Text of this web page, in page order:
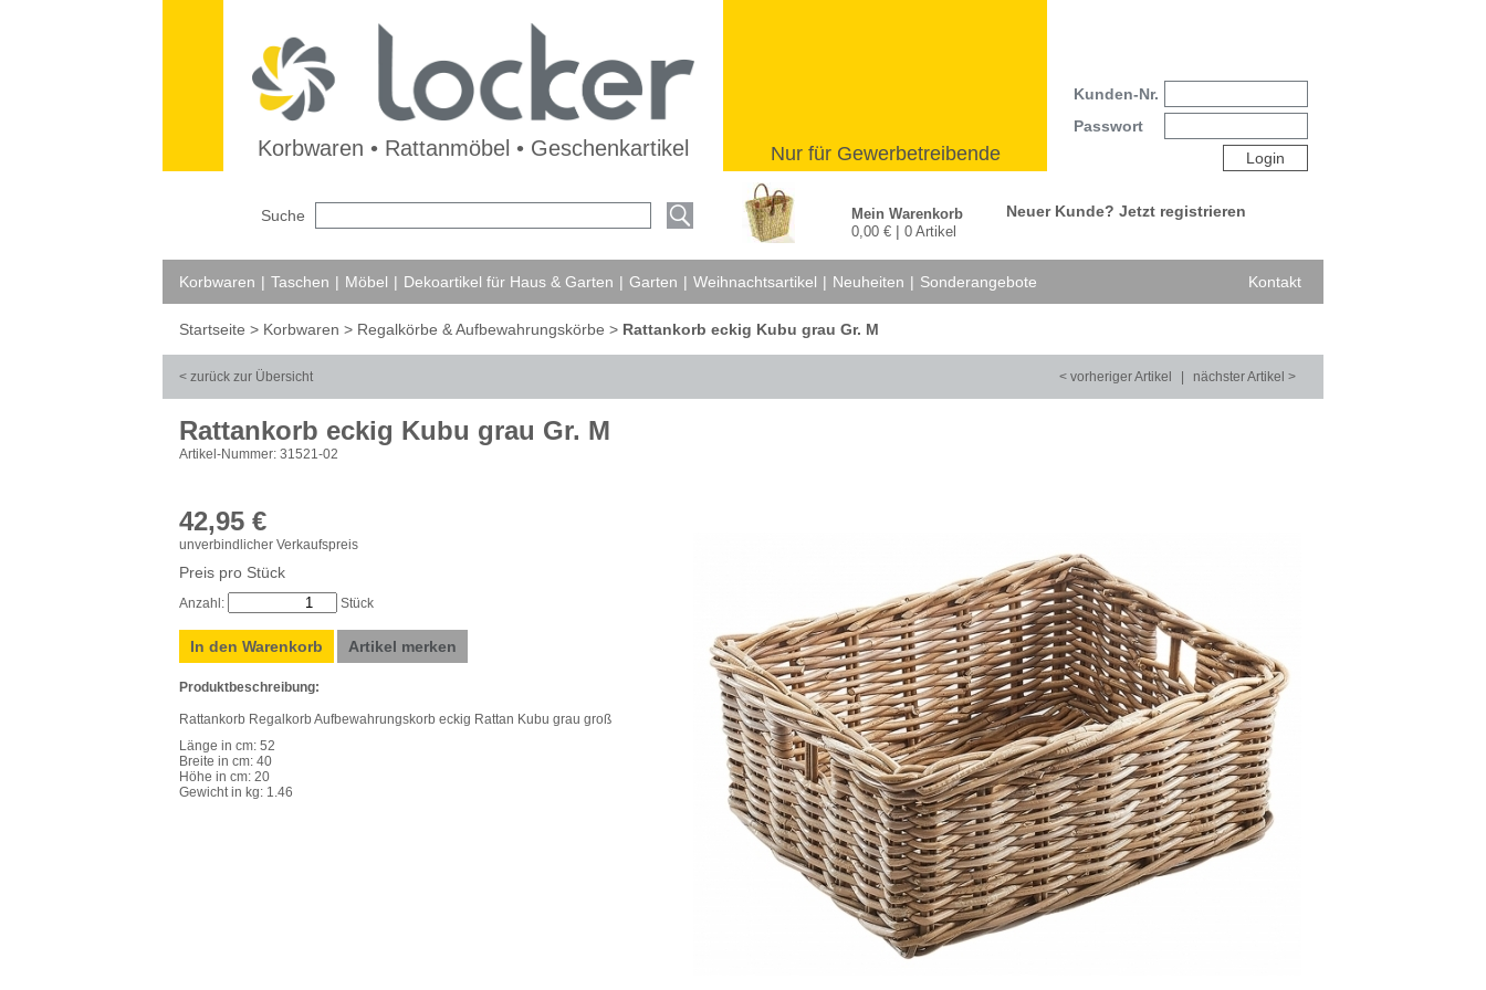
Korbwaren • Rattanmöbel • Geschenkartikel Nur für Gewerbetreibende
Kunden-Nr.
Passwort
Login
Suche
Mein Warenkorb
0,00 € | 0 Artikel
Neuer Kunde? Jetzt registrieren
Korbwaren | Taschen | Möbel | Dekoartikel für Haus & Garten | Garten | Weihnachtsartikel | Neuheiten | Sonderangebote Kontakt
Startseite > Korbwaren > Regalkörbe & Aufbewahrungskörbe > Rattankorb eckig Kubu grau Gr. M
< zurück zur Übersicht < vorheriger Artikel nächster Artikel >
Rattankorb eckig Kubu grau Gr. M
Artikel-Nummer: 31521-02
42,95 €
unverbindlicher Verkaufspreis
Preis pro Stück
Anzahl: Stück
In den Warenkorb Artikel merken
Produktbeschreibung:
Rattankorb Regalkorb Aufbewahrungskorb eckig Rattan Kubu grau groß
Länge in cm: 52
Breite in cm: 40
Höhe in cm: 20
Gewicht in kg: 1.46